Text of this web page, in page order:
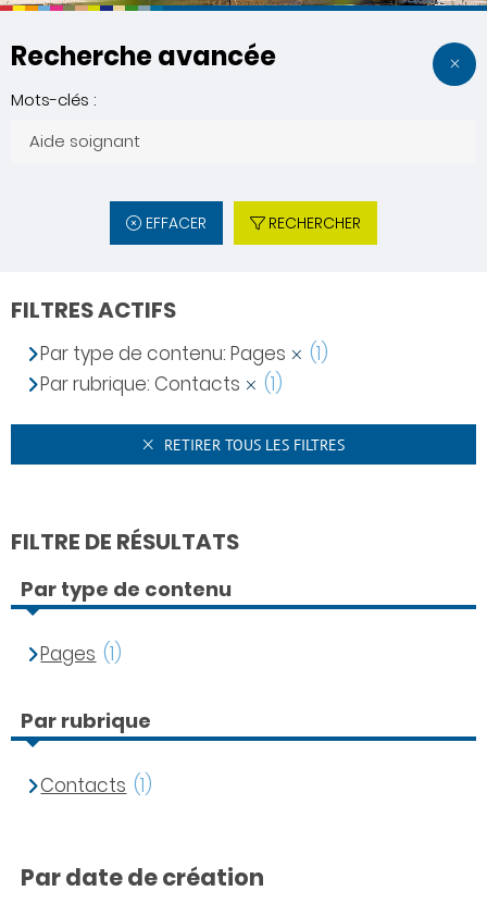
Recherche avancée
Mots-clés :
EFFACER RECHERCHER
FILTRES ACTIFS
Par type de contenu: Pages
(1)
Par rubrique: Contacts
(1)
RETIRER TOUS LES FILTRES
FILTRE DE RÉSULTATS
Par type de contenu
Pages (1)
Par rubrique
Contacts (1)
Par date de création